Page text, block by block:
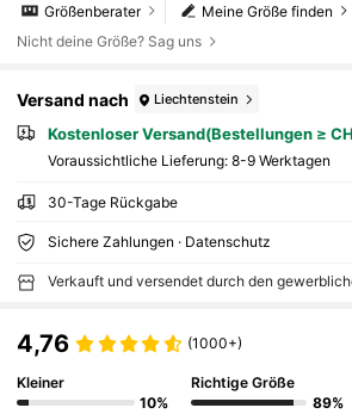
Meine Größe finden
Größenberater
Nicht deine Größe? Sag uns
Versand nach Liechtenstein
Kostenloser Versand(Bestellungen ≥
Voraussichtliche Lieferung: 8-9 Werktagen
30-Tage Rückgabe
Sichere Zahlungen · Datenschutz
Verkauft und versendet durch den
4,76 (1000+)
Kleiner
10%
Richtige Größe
89%